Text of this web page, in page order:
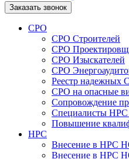
Заказать звонок
СРО
СРО Строителей
СРО
СРО Изыскателей
СРО
Реестр надежных
СРО на опасные
Сопровождение
Специалисты
Повышение
НРС
Внесение в НРС
Внесение в НРС